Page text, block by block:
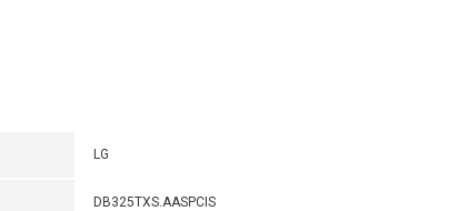
LG
DB325TXS.AASPCIS